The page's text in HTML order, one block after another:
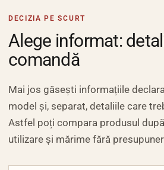
DECIZIA PE SCURT
Alege informat:
comandă
Mai jos găsești informațiile
model și, separat, detaliile care
Astfel poți compara produsul
utilizare și mărime fără